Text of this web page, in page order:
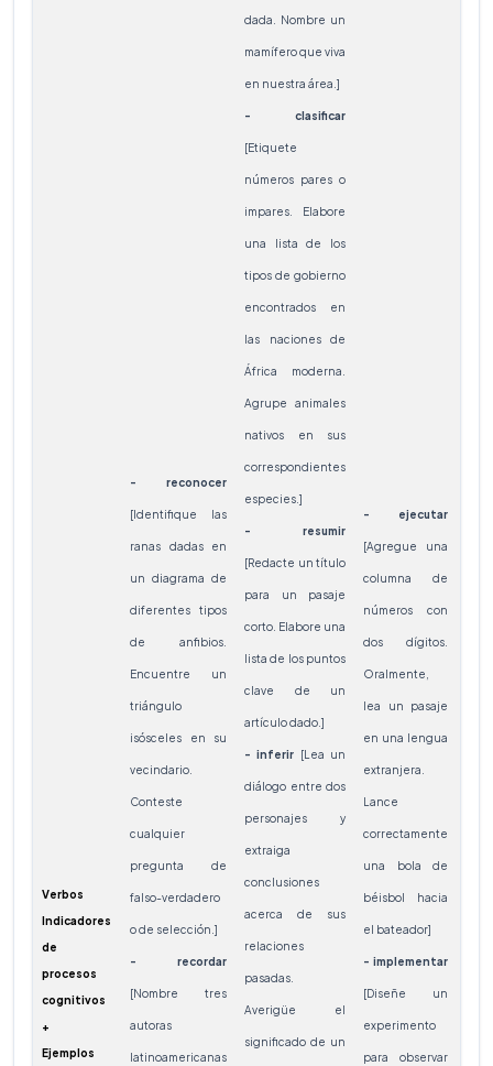
Verbos
Indicadores
de
procesos
cognitivos
+
Ejemplos
- reconocer
[Identifique las
ranas dadas en
un diagrama de
diferentes tipos
de anfibios.
Encuentre un
triángulo
isósceles en su
vecindario.
Conteste
cualquier
pregunta de
falso-verdadero
o de selección.]
- recordar
[Nombre tres
autoras
latinoamericanas
dada. Nombre un
mamífero que viva
en nuestra área.]
- clasificar
[Etiquete
números pares o
impares. Elabore
una lista de los
tipos de gobierno
encontrados en
las naciones de
África moderna.
Agrupe animales
nativos en sus
correspondientes
especies.]
- resumir
[Redacte un título
para un pasaje
corto. Elabore una
lista de los puntos
clave de un
artículo dado.]
- inferir [Lea un
diálogo entre dos
personajes y
extraiga
conclusiones
acerca de sus
relaciones
pasadas.
Averigüe el
significado de un
- ejecutar
[Agregue una
columna de
números con
dos dígitos.
Oralmente,
lea un pasaje
en una lengua
extranjera.
Lance
correctamente
una bola de
béisbol hacia
el bateador]
- implementar
[Diseñe un
experimento
para observar